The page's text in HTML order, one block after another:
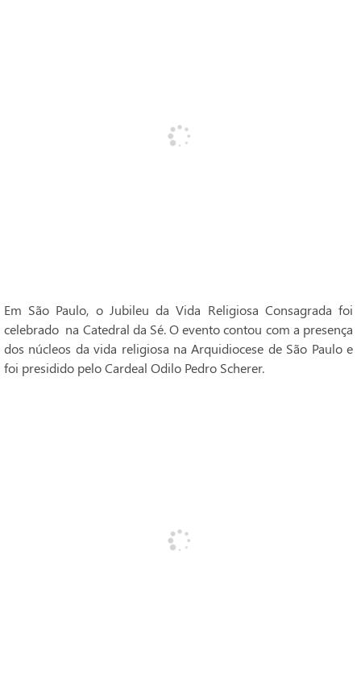
Em São Paulo, o Jubileu da Vida Religiosa Consagrada foi
celebrado na Catedral da Sé. O evento contou com a presença
dos núcleos da vida religiosa na Arquidiocese de São Paulo e
foi presidido pelo Cardeal Odilo Pedro Scherer.